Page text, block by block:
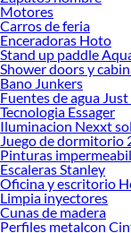
Motores
Carros de feria
Enceradoras Hoto
Stand up paddle
Shower doors y
Bano Junkers
Fuentes de agua
Tecnologia Essager
Iluminacion Nexxt
Juego de dormitorio
Pinturas
Escaleras Stanley
Oficina y escritorio
Limpia inyectores
Cunas de madera
Perfiles metalcon